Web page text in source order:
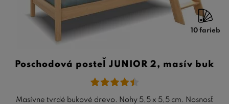
10 farieb
Poschodová posteľ JUNIOR 2, masív buk
Masívne tvrdé bukové drevo. Nohy 5,5 x 5,5 cm. Nosnosť